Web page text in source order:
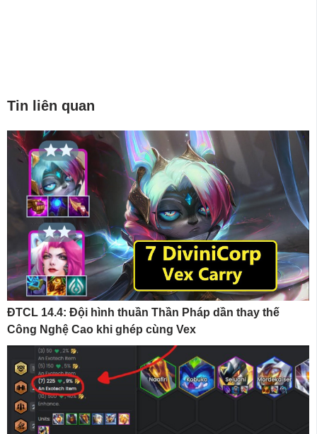
Tin liên quan
ĐTCL 14.4: Đội hình thuần Thần Pháp dần thay thế
Công Nghệ Cao khi ghép cùng Vex